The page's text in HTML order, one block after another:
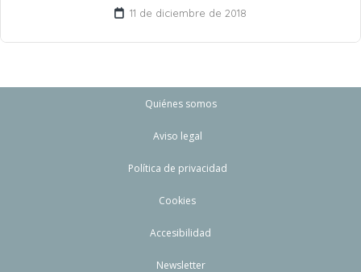
11 de diciembre de 2018
Quiénes somos
Aviso legal
Política de privacidad
Cookies
Accesibilidad
Newsletter